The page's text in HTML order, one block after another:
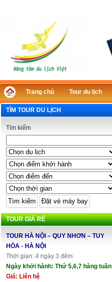
Trang chủ Tour du lịch
TÌM TOUR DU LỊCH
Tìm kiếm
TOUR GIÁ RẺ
TOUR HÀ NỘI – QUY NHƠN – TUY
HÒA - HÀ NỘI
Thời gian: 4 ngày 3 đêm
Ngày khởi hành: Thứ 5,6,7 hàng tuần
Giá: Liên hệ